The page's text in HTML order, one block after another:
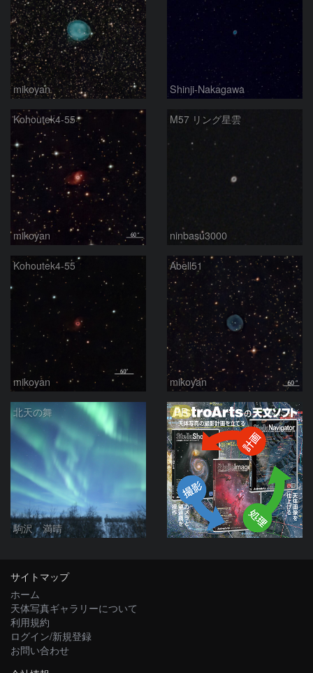
mikoyan Shinji-Nakagawa
Kohoutek4-55
mikoyan
M57 リング星雲
ninbasu3000
Kohoutek4-55
mikoyan
Abell51
mikoyan
北天の舞
駒沢 満晴
PR
サイトマップ
ホーム
天体写真ギャラリーについて
利用規約
ログイン/新規登録
お問い合わせ